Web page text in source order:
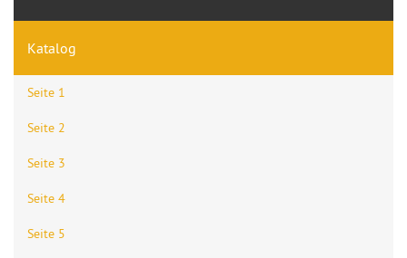
Katalog
Seite 1
Seite 2
Seite 3
Seite 4
Seite 5